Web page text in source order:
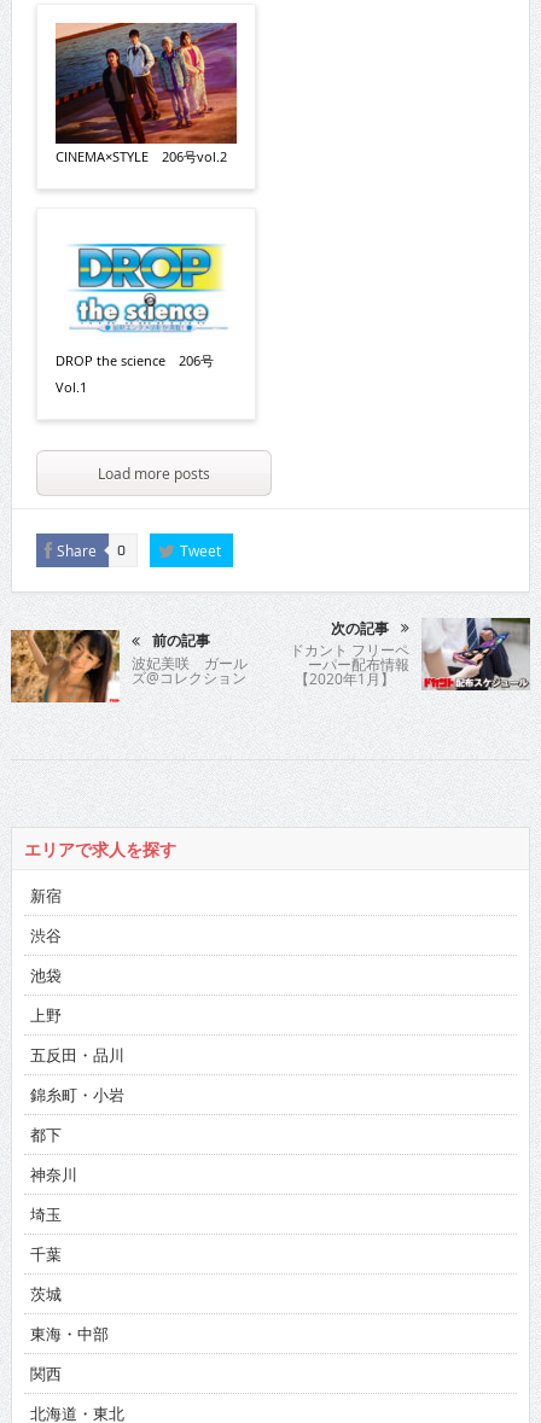
CINEMA×STYLE 206号vol.2
DROP the science 206号
Vol.1
Load more posts
Share 0 Tweet
前の記事
波妃美咲 ガール
ズ@コレクション
次の記事
ドカント フリーペ
ーパー配布情報
【2020年1月】
エリアで求人を探す
新宿
渋谷
池袋
上野
五反田・品川
錦糸町・小岩
都下
神奈川
埼玉
千葉
茨城
東海・中部
関西
北海道・東北